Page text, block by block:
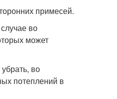
примесей.
во
может
во
потеплений в